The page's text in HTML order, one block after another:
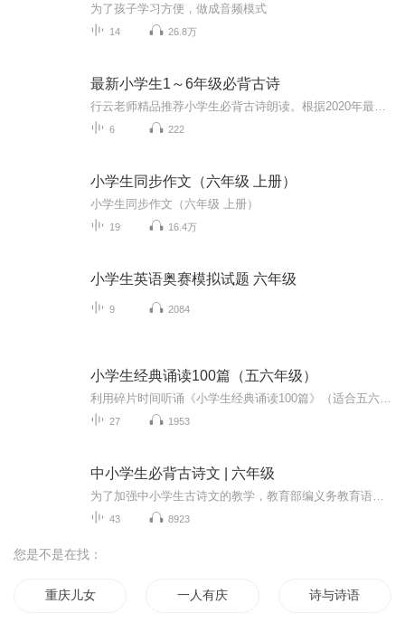
为了孩子学习方便，做成音频模式
14 26.8万
最新小学生1～6年级必背古诗
6 222
小学生同步作文（六年级 上册）
小学生同步作文（六年级 上册）
19 16.4万
小学生英语奥赛模拟试题 六年级
9 2084
小学生经典诵读100篇（五六年级）
27 1953
中小学生必背古诗文 | 六年级
43 8923
您是不是在找：
重庆儿女 一人有庆 诗与诗语